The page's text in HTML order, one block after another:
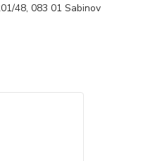
48, 083 01 Sabinov